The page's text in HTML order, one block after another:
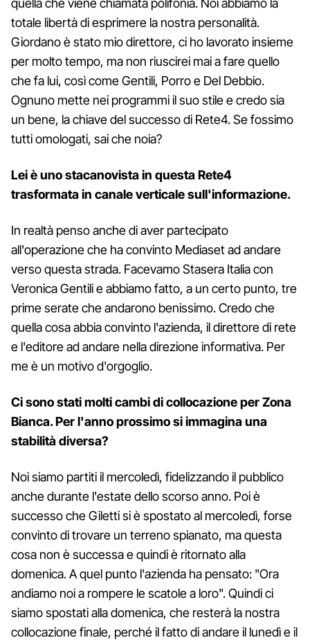
quella che viene chiamata polifonia. Noi abbiamo la
totale libertà di esprimere la nostra personalità.
Giordano è stato mio direttore, ci ho lavorato insieme
per molto tempo, ma non riuscirei mai a fare quello
che fa lui, così come Gentili, Porro e Del Debbio.
Ognuno mette nei programmi il suo stile e credo sia
un bene, la chiave del successo di Rete4. Se fossimo
tutti omologati, sai che noia?
Lei è uno stacanovista in questa Rete4
trasformata in canale verticale sull'informazione.
In realtà penso anche di aver partecipato
all'operazione che ha convinto Mediaset ad andare
verso questa strada. Facevamo Stasera Italia con
Veronica Gentili e abbiamo fatto, a un certo punto, tre
prime serate che andarono benissimo. Credo che
quella cosa abbia convinto l'azienda, il direttore di rete
e l'editore ad andare nella direzione informativa. Per
me è un motivo d'orgoglio.
Ci sono stati molti cambi di collocazione per Zona
Bianca. Per l'anno prossimo si immagina una
stabilità diversa?
Noi siamo partiti il mercoledì, fidelizzando il pubblico
anche durante l'estate dello scorso anno. Poi è
successo che Giletti si è spostato al mercoledì, forse
convinto di trovare un terreno spianato, ma questa
cosa non è successa e quindi è ritornato alla
domenica. A quel punto l'azienda ha pensato: "Ora
andiamo noi a rompere le scatole a loro". Quindi ci
siamo spostati alla domenica, che resterà la nostra
collocazione finale, perché il fatto di andare il lunedì e il